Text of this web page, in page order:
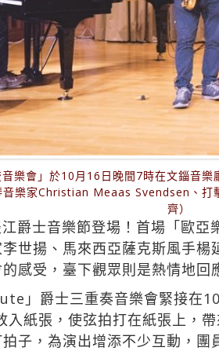
樂會」於10月16日晚間7時在文錙音
音樂家Christian Meaas Svendsen、
齊）
江爵士音樂節登場！首場「歐
世揚、馬來西亞薩克斯風手
感受，臺下觀眾則是熱情地回
」爵士三重奏音樂會緊接在
紙張，使弦拍打在紙張上，
子，為演出增添不少互動，團